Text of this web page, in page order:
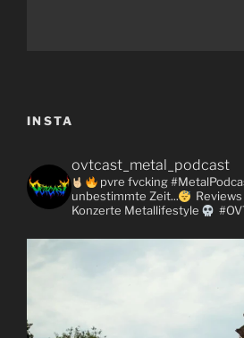
INSTA
ovtcast_metal_podcast
pvre fvcking
unbestimmte Zeit...
Reviews
Konzerte Metallifestyle